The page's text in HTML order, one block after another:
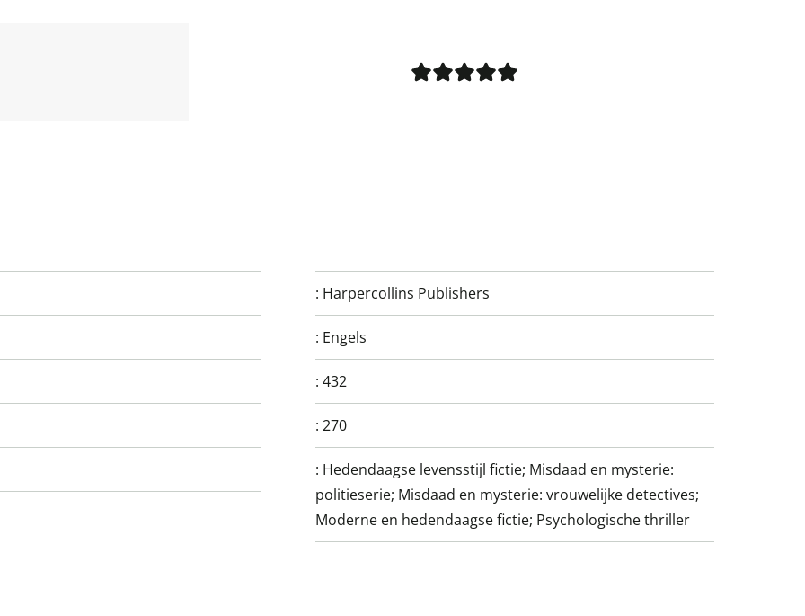
: Harpercollins Publishers
: Engels
:432
:270
: Hedendaagse levensstijl fictie; Misdaad en mysterie:
politieserie; Misdaad en mysterie: vrouwelijke detectives;
Moderne en hedendaagse fictie; Psychologische thriller